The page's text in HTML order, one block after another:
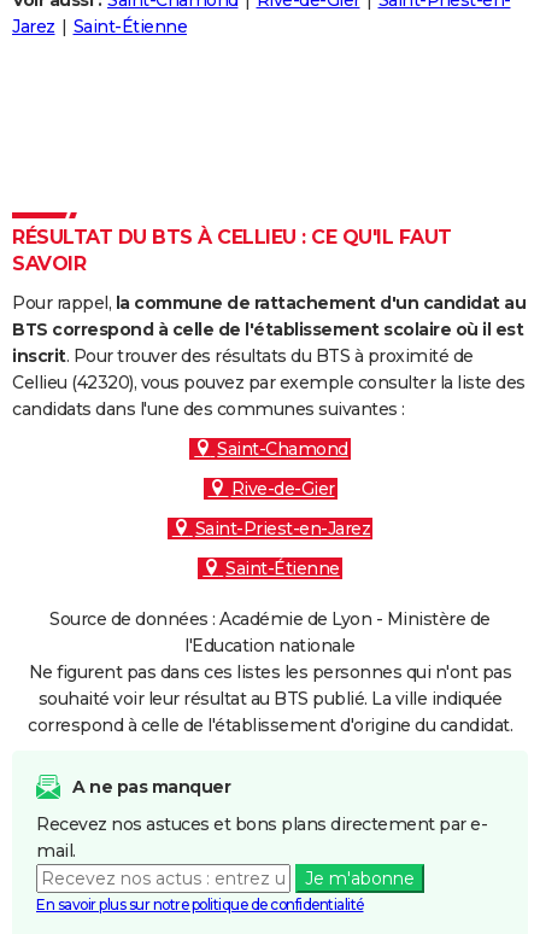
Destinations
City break
Voyage nature
Voyage de noces
Forum
Climat
+
PHOTO
Carte de Noël
Carte Bonne année
Carte Saint-Valentin
Carte Pâques
Carte d'anniversaire
DICTIONNAIRE
Dictionnaire
Biographies
Citations
Expressions
Proverbes
PROGRAMME TV
COPAINS D'AVANT
S'inscrire
Se connecter
Lycées
Collèges
Primaires
Universités
Entreprises
Service militaire
Avis de recherche
AVIS DE DÉCÈS
FORUM
Jarez
Saint-Étienne
RÉSULTAT DU BTS À CELLIEU : CE QU'IL FAUT
SAVOIR
Pour rappel, la commune de rattachement d'un candidat au
BTS correspond à celle de l'établissement scolaire où il est
inscrit. Pour trouver des résultats du BTS à proximité de
Cellieu (42320), vous pouvez par exemple consulter la liste des
candidats dans l'une des communes suivantes :
Saint-Chamond
Rive-de-Gier
Saint-Priest-en-Jarez
Saint-Étienne
Source de données : Académie de Lyon - Ministère de
l'Education nationale
Ne figurent pas dans ces listes les personnes qui n'ont pas
souhaité voir leur résultat au BTS publié. La ville indiquée
correspond à celle de l'établissement d'origine du candidat.
A ne pas manquer
Recevez nos astuces et bons plans directement par e-
mail.
Je m'abonne
En savoir plus sur notre politique de confidentialité